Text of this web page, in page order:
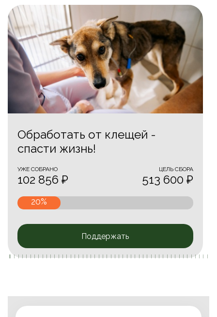
Обработать от клещей -
спасти жизнь!
20%
УЖЕ CОБРАНО
102 856 ₽
ЦЕЛЬ СБОРА
513 600 ₽
Поддержать